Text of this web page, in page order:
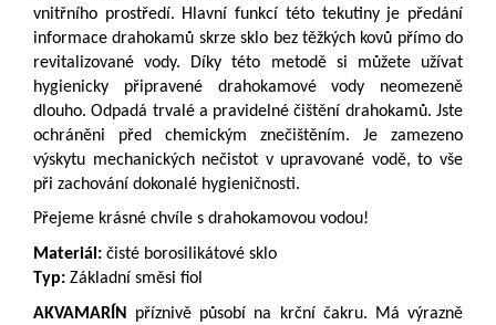
vnitřního prostředí. Hlavní funkcí této tekutiny je předání
informace drahokamů skrze sklo bez těžkých kovů přímo do
revitalizované vody. Díky této metodě si můžete užívat
hygienicky připravené drahokamové vody neomezeně
dlouho. Odpadá trvalé a pravidelné čištění drahokamů. Jste
ochráněni před chemickým znečištěním. Je zamezeno
výskytu mechanických nečistot v upravované vodě, to vše
při zachování dokonalé hygieničnosti.
Přejeme krásné chvíle s drahokamovou vodou!
Materiál: čisté borosilikátové sklo
Typ: Základní směsi fiol
AKVAMARÍN
příznivě působí na krční čakru. Má výrazně